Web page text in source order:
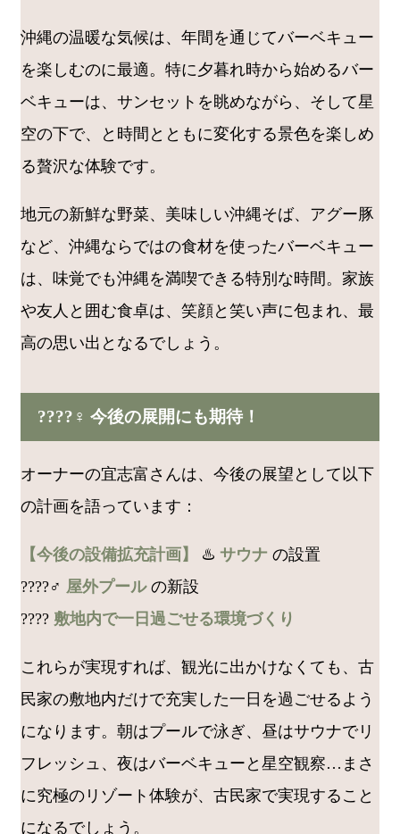
沖縄の温暖な気候は、年間を通じてバーベキュー
を楽しむのに最適。特に夕暮れ時から始めるバー
ベキューは、サンセットを眺めながら、そして星
空の下で、と時間とともに変化する景色を楽しめ
る贅沢な体験です。
地元の新鮮な野菜、美味しい沖縄そば、アグー豚
など、沖縄ならではの食材を使ったバーベキュー
は、味覚でも沖縄を満喫できる特別な時間。家族
や友人と囲む食卓は、笑顔と笑い声に包まれ、最
高の思い出となるでしょう。
????‍♀️ 今後の展開にも期待！
オーナーの宜志富さんは、今後の展望として以下
の計画を語っています：
【今後の設備拡充計画】 ♨️ サウナ の設置
????‍♂️ 屋外プールの新設
???? 敷地内で一日過ごせる環境づくり
これらが実現すれば、観光に出かけなくても、古
民家の敷地内だけで充実した一日を過ごせるよう
になります。朝はプールで泳ぎ、昼はサウナでリ
フレッシュ、夜はバーベキューと星空観察…まさ
に究極のリゾート体験が、古民家で実現すること
になるでしょう。